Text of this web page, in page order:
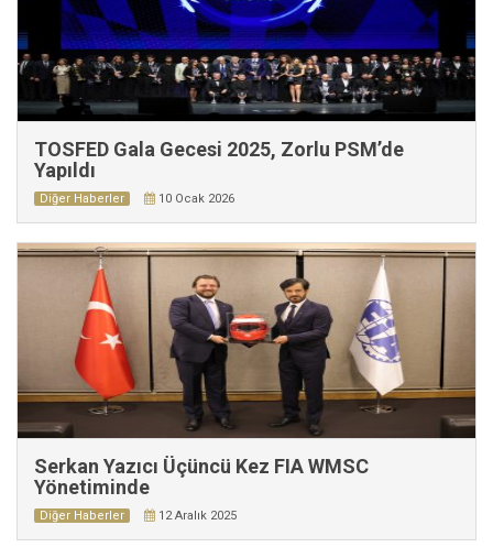
TOSFED Gala Gecesi 2025, Zorlu PSM’de
Yapıldı
Diğer Haberler 10 Ocak 2026
Serkan Yazıcı Üçüncü Kez FIA WMSC
Yönetiminde
Diğer Haberler 12 Aralık 2025